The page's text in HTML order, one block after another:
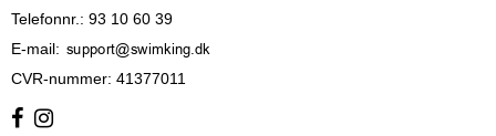
Telefonnr. : 93 10 60 39
E-mail:
CVR-nummer: 41377011